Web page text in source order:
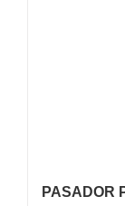
PASADOR